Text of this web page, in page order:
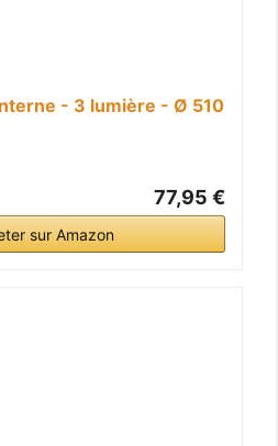
- 3 lumière - Ø 510
77,95 €
sur Amazon